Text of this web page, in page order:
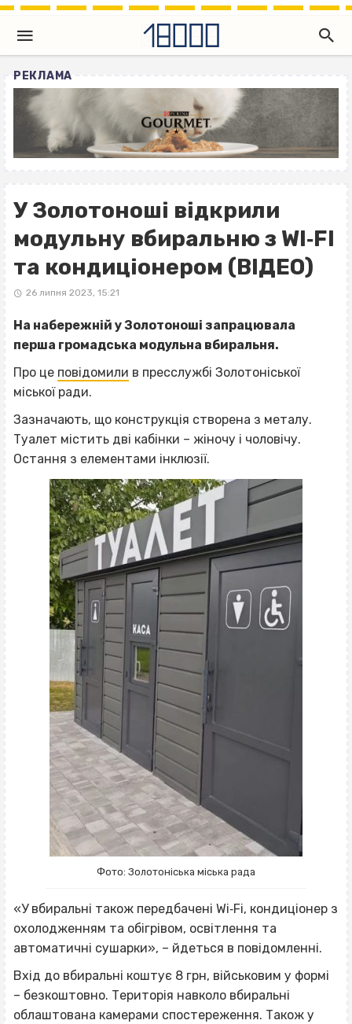
РЕКЛАМА
У Золотоноші відкрили
модульну вбиральню з WI‐FI
та кондиціонером (ВІДЕО)
26 липня 2023, 15:21
На набережній у Золотоноші запрацювала
перша громадська модульна вбиральня.
Про це повідомили в пресслужбі Золотоніської
міської ради.
Зазначають, що конструкція створена з металу.
Туалет містить дві кабінки – жіночу і чоловічу.
Остання з елементами інклюзії.
Фото: Золотоніська міська рада
«У вбиральні також передбачені Wi‐Fi, кондиціонер з
охолодженням та обігрівом, освітлення та
автоматичні сушарки», – йдеться в повідомленні.
Вхід до вбиральні коштує 8 грн, військовим у формі
– безкоштовно. Територія навколо вбиральні
облаштована камерами спостереження. Також у